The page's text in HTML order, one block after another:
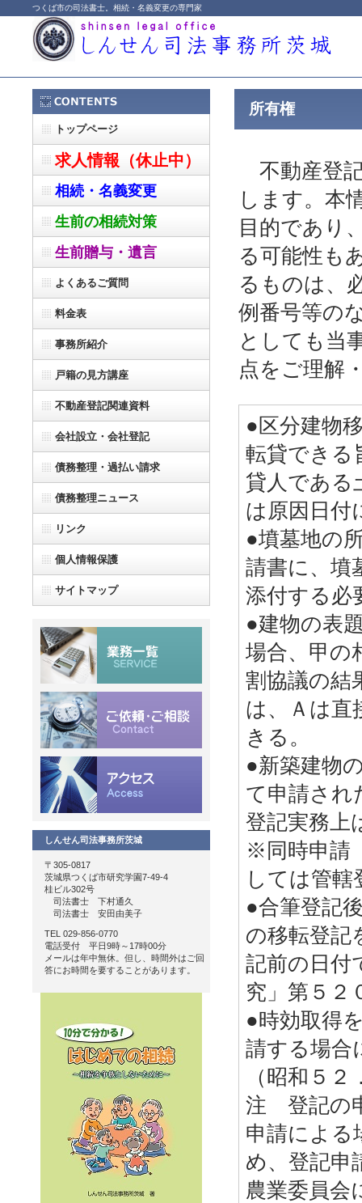
つくば市の司法書士。相続・名義変更の専門家
所有権
不動産登
します。本
目的であり
る可能性も
るものは、
例番号等の
としても当
点をご理解
●区分建物
転貸できる
貸人である
は原因日付
●墳墓地の
請書に、墳
添付する必
●建物の表
場合、甲の
割協議の結
は、Ａは直
きる。
●新築建物
て申請され
登記実務上
※同時申請
しては管轄
●合筆登記
の移転登記
記前の日付
究」第５２
●時効取得
請する場合
（昭和５
注 登記の
申請による
め、登記申
農業委員会
トップページ
求人情報（休止中）
相続・名義変更
生前の相続対策
生前贈与・遺言
よくあるご質問
料金表
事務所紹介
戸籍の見方講座
不動産登記関連資料
会社設立・会社登記
債務整理・過払い請求
債務整理ニュース
リンク
個人情報保護
サイトマップ
しんせん司法事務所茨城
〒305-0817
茨城県つくば市研究学園7-49-4
桂ビル302号
司法書士 下村通久
司法書士 安田由美子
TEL 029-856-0770
電話受付 平日9時～17時00分
メールは年中無休。但し、時間外はご回
答にお時間を要することがあります。